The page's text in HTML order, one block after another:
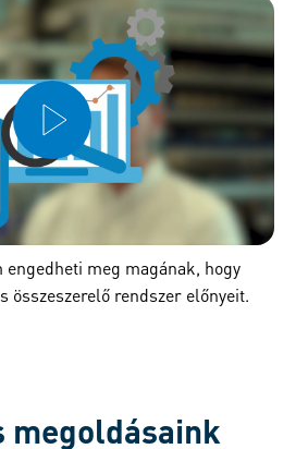
engedheti meg magának, hogy
összeszerelő rendszer előnyeit.
megoldásaink